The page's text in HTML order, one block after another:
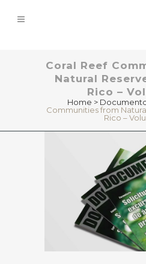
Coral Reef
Natural
Rico –
Home >
Communities from
Rico –